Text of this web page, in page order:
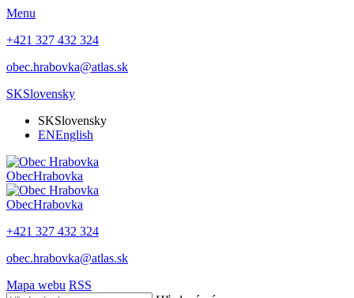
Menu
+421 327 432 324
obec.hrabovka@atlas.sk
SKSlovensky
SKSlovensky
ENEnglish
ObecHrabovka
ObecHrabovka
+421 327 432 324
obec.hrabovka@atlas.sk
Mapa webu RSS